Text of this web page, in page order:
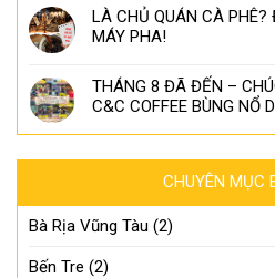
LÀ CHỦ QUÁN CÀ
MÁY PHA!
THÁNG 8 ĐÃ ĐẾN –
C&C COFFEE BÙNG NỔ
CHUYÊN MỤC
Bà Rịa Vũng Tàu (2)
Bến Tre (2)